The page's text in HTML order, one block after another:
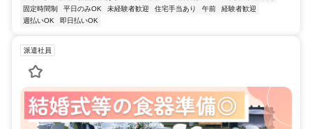
固定時間制
平日のみOK 未経験者歓迎 住宅手当あり 午前
経験者歓迎
週払いOK
即日払いOK
派遣社員